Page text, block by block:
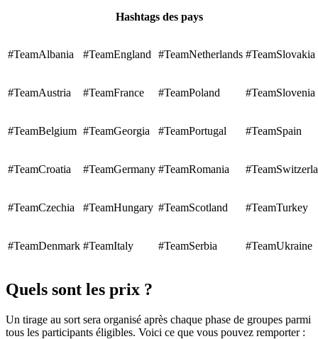
Hashtags des pays
#TeamAlbania #TeamEngland #TeamNetherlands #TeamSlovakia
#TeamAustria #TeamFrance #TeamPoland #TeamSlovenia
#TeamBelgium #TeamGeorgia #TeamPortugal #TeamSpain
#TeamCroatia #TeamGermany #TeamRomania
#TeamCzechia #TeamHungary #TeamScotland #TeamTurkey
#TeamDenmark #TeamItaly #TeamSerbia #TeamUkraine
Quels sont les prix ?
Un tirage au sort sera organisé après chaque phase de groupes parmi
tous les participants éligibles. Voici ce que vous pouvez remporter :